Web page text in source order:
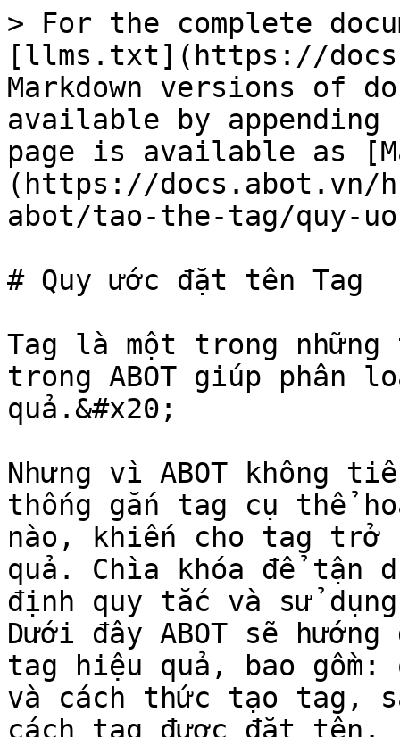
> For the complete
[llms.txt](https://
Markdown versions of
available by
page is available as
(https://docs.abot.vn/
abot/tao-the-tag/quy-
# Quy ước đặt tên Tag
Tag là một trong những
trong ABOT giúp phân
quả.&#x20;
Nhưng vì ABOT không
thống gắn tag cụ thể
nào, khiến cho tag trở
quả. Chìa khóa để tận
định quy tắc và sử
Dưới đây ABOT sẽ
tag hiệu quả, bao
và cách thức tạo tag,
cách tag được đặt tên.